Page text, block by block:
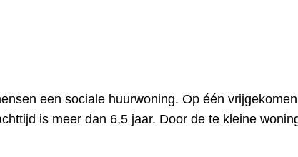
een sociale huurwoning. Op één
is meer dan 6,5 jaar. Door de te kleine